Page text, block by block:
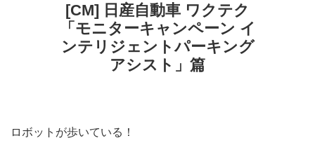
[CM] 日産自動車 ワクテク
「モニターキャンペーン イ
ンテリジェントパーキング
アシスト」篇
ロボットが歩いている！